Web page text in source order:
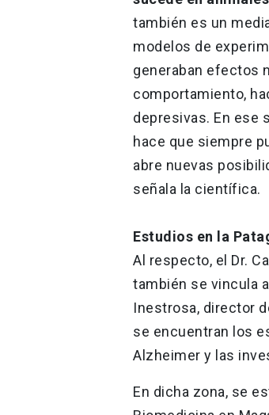
también es un
modelos de
generaban efectos
comportamiento,
depresivas. En ese
hace que siempre
abre nuevas
señala la científica.
Estudios en la
Al respecto, el Dr.
también se vincula
Inestrosa, director
se encuentran los
Alzheimer y las
En dicha zona, se